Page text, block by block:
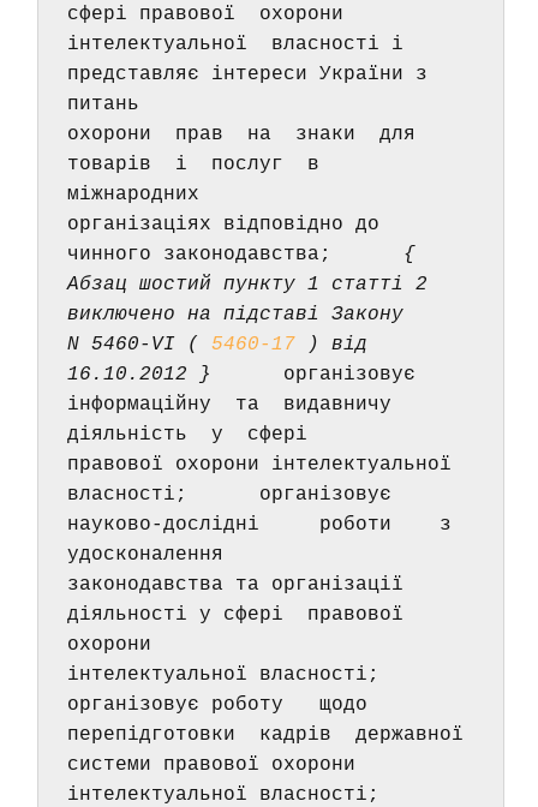
сфері правової  охорони
інтелектуальної  власності і
представляє інтереси України з
питань
охорони  прав  на  знаки  для
товарів  і  послуг  в
міжнародних
організаціях відповідно до
чинного законодавства;
     {
Абзац шостий пункту 1 статті 2
виключено на підставі Закону
N 5460-VI ( 5460-17 ) від
16.10.2012 }
      організовує
інформаційну  та  видавничу
діяльність  у  сфері
правової охорони інтелектуальної
власності;      організовує
науково-дослідні     роботи    з
удосконалення
законодавства та організації
діяльності у сфері  правової
охорони
інтелектуальної власності;
організовує роботу   щодо
системи правової охорони
інтелектуальної власності;